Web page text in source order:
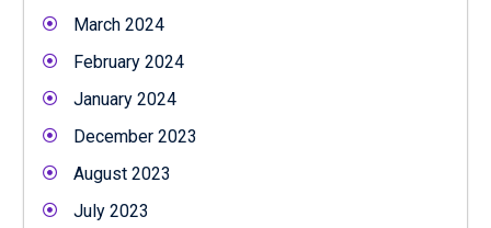
March 2024
February 2024
January 2024
December 2023
August 2023
July 2023